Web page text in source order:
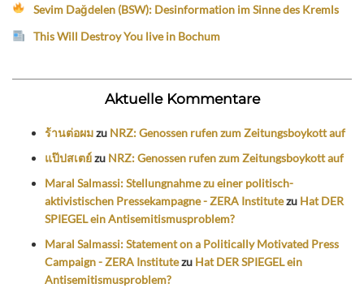
Sevim Dağdelen (BSW): Desinformation im Sinne des Kremls
This Will Destroy You live in Bochum
Aktuelle Kommentare
ร้านต่อผมzu NRZ: Genossen rufen zum Zeitungsboykott auf
แป๊ปสเตย์zu NRZ: Genossen rufen zum Zeitungsboykott auf
Maral Salmassi: Stellungnahme zu einer politisch-
aktivistischen Pressekampagne - ZERA Institutezu Hat DER
SPIEGEL ein Antisemitismusproblem?
Maral Salmassi: Statement on a Politically Motivated Press
Campaign - ZERA Institutezu Hat DER SPIEGEL ein
Antisemitismusproblem?